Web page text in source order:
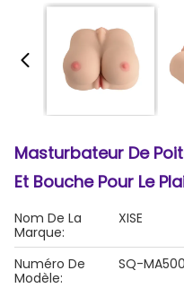
Masturbateur De
Et Bouche Pour Le
Nom De La
Marque:
XISE
Numéro De
Modèle:
SQ-